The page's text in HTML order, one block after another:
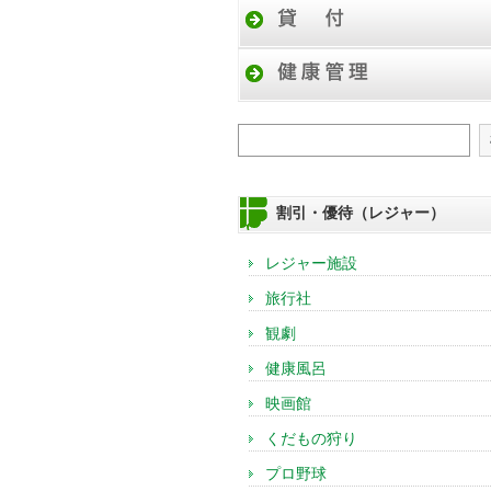
割引・優待（レジャー）
レジャー施設
旅行社
観劇
健康風呂
映画館
くだもの狩り
プロ野球